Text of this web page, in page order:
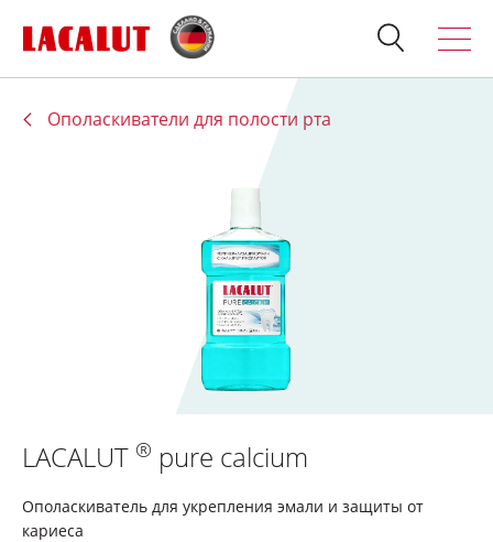
Продукция
О бренде
Полезно знать
Спросите стоматолога
Контакты
Для стоматологов:
Терапия
Ортопедия
Искать
Ополаскиватели для полости рта
LACALUT ® pure calcium
Ополаскиватель для укрепления эмали и защиты от
кариеса